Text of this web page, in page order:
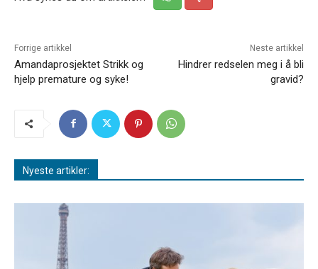
Forrige artikkel
Amandaprosjektet Strikk og
hjelp premature og syke!
Neste artikkel
Hindrer redselen meg i å bli
gravid?
Nyeste artikler: